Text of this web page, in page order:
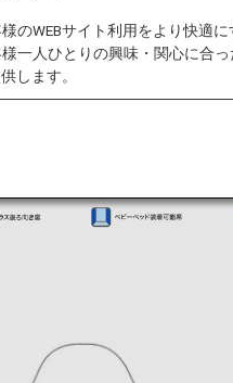
のWEBサイト利用をより快適
一人ひとりの興味・関心に合
します。